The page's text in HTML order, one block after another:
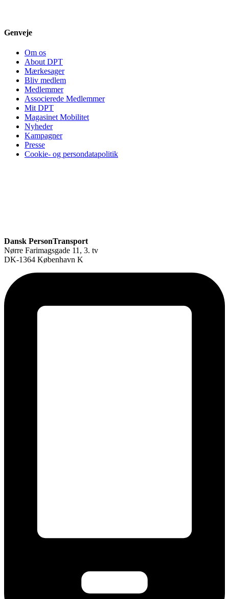
Genveje
Om os
About DPT
Mærkesager
Bliv medlem
Medlemmer
Associerede Medlemmer
Mit DPT
Magasinet Mobilitet
Nyheder
Kampagner
Presse
Cookie- og persondatapolitik
Dansk PersonTransport
Nørre Farimagsgade 11, 3. tv
DK-1364 København K